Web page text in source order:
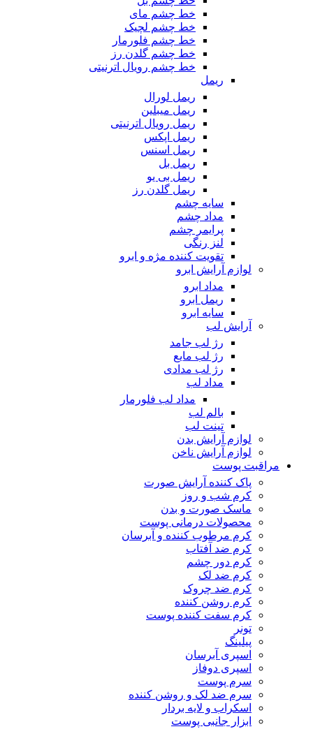
خط چشم مای
خط چشم لچیک
خط چشم فلورمار
خط چشم گلدن رز
خط چشم رویال اترنیتی
ریمل
ریمل لورال
ریمل میبلین
ریمل رویال اترنیتی
ریمل اپکس
ریمل اسنس
ریمل بل
ریمل بی یو
ریمل گلدن رز
سایه چشم
مداد چشم
پرایمر چشم
لنز رنگی
تقویت کننده مژه و ابرو
لوازم آرایش ابرو
مداد ابرو
ریمل ابرو
سایه ابرو
آرایش لب
رژ لب جامد
رژ لب مایع
رژ لب مدادی
مداد لب
مداد لب فلورمار
بالم لب
تینت لب
لوازم آرایش بدن
لوازم آرایش ناخن
مراقبت پوست
پاک کننده آرایش صورت
کرم شب و روز
ماسک صورت و بدن
محصولات درمانی پوست
کرم مرطوب کننده و آبرسان
کرم ضد آفتاب
کرم دور چشم
کرم ضد لک
کرم ضد چروک
کرم روشن کننده
کرم سفت کننده پوست
تونر
پیلینگ
اسپری آبرسان
اسپری دوفاز
سرم پوست
سرم ضد لک و روشن کننده
اسکراب و لایه بردار
ابزار جانبی پوست